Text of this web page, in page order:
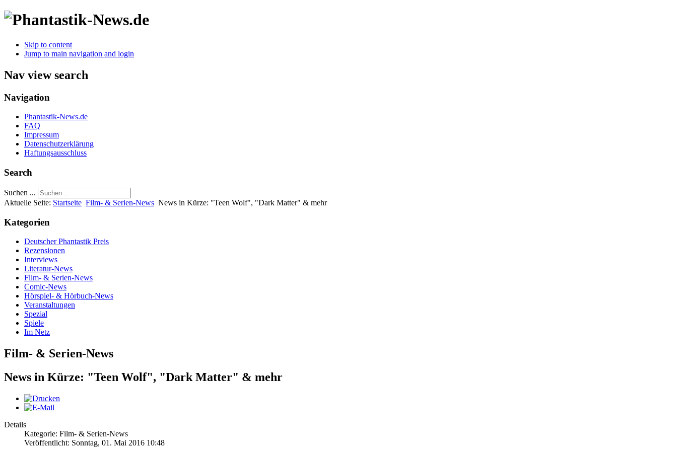
Skip to content
Jump to main navigation and login
Nav view search
Navigation
Phantastik-News.de
FAQ
Impressum
Datenschutzerklärung
Haftungsausschluss
Search
Suchen ...
Aktuelle Seite: Startseite Film- & Serien-News News in Kürze: "Teen Wolf", "Dark Matter" & mehr
Kategorien
Deutscher Phantastik Preis
Rezensionen
Interviews
Literatur-News
Film- & Serien-News
Comic-News
Hörspiel- & Hörbuch-News
Veranstaltungen
Spezial
Spiele
Im Netz
Film- & Serien-News
News in Kürze: "Teen Wolf", "Dark Matter" & mehr
Details
Kategorie: Film- & Serien-News
Veröffentlicht: Sonntag, 01. Mai 2016 10:48